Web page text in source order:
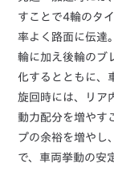
すことで4輪のタ
率よく路面に伝達
輪に加え後輪のブ
化するとともに、
旋回時には、リア
動力配分を増やす
プの余裕を増やし
で、車両挙動の安